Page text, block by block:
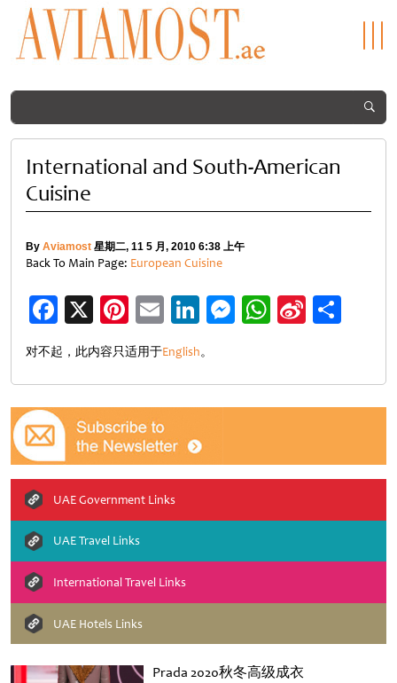
Prada 2020秋冬高级成衣
International and South-American
Cuisine
By Aviamost 星期二, 11 5 月, 2010 6:38 上午
Back To Main Page: European Cuisine
Facebook
X Pinterest
EmailLinkedIn
Messenger
WhatsApp
Sina
对不起，此内容只适用于English。
UAE Government Links
UAE Travel Links
International Travel Links
UAE Hotels Links